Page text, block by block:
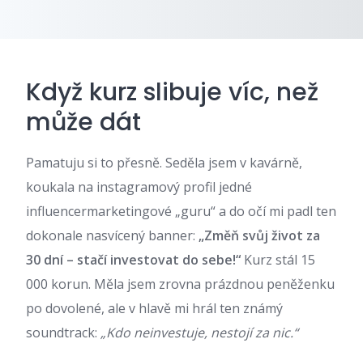
Když kurz slibuje víc, než
může dát
Pamatuju si to přesně. Seděla jsem v kavárně,
koukala na instagramový profil jedné
influencermarketingové „guru“ a do očí mi padl ten
dokonale nasvícený banner: „Změň svůj život za
30 dní – stačí investovat do sebe!“ Kurz stál 15
000 korun. Měla jsem zrovna prázdnou peněženku
po dovolené, ale v hlavě mi hrál ten známý
soundtrack: „Kdo neinvestuje, nestojí za nic.“